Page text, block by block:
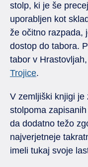
stolp, ki je še
uporabljen kot
že očitno razpada,
dostop do tabora.
tabor v
Trojice.
V zemljiški knjigi je
stolpoma
da dodatno težo
najverjetneje
imeli tukaj svoje